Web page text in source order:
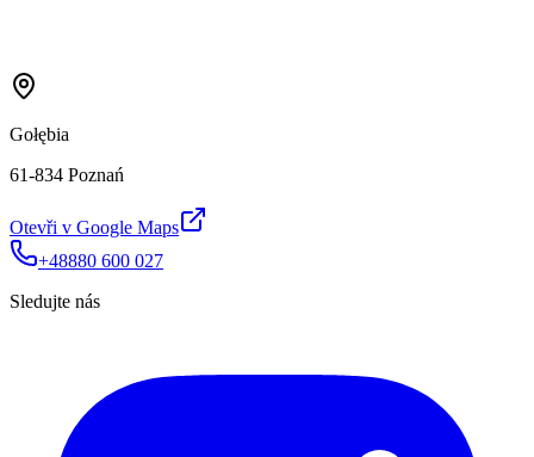
Gołębia
61-834 Poznań
Otevři v Google Maps
+48880 600 027
Sledujte nás